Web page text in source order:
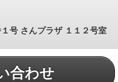
号 さんプラザ １１２号室
合わせ